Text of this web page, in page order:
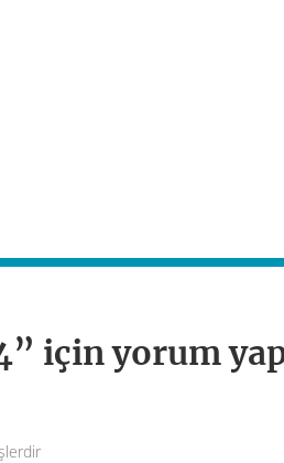
için yorum